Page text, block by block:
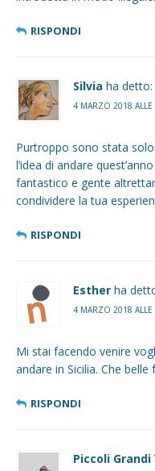
RISPONDI
Silvia ha detto:
4 MARZO 2018 ALLE
Purtroppo sono stata
l’idea di andare
fantastico e gente
condividere la tua
RISPONDI
Esther ha
4 MARZO 2018 ALLE
Mi stai facendo venire
andare in Sicilia. Che belle
RISPONDI
Piccoli